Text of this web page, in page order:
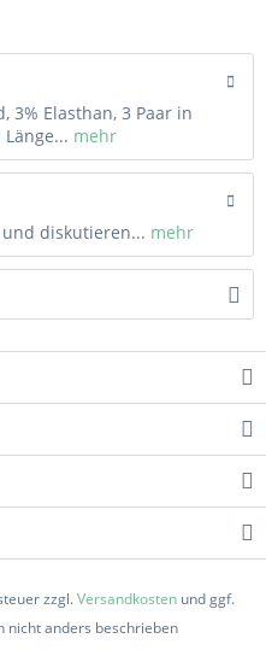
3% Elasthan, 3 Paar in
mehr
diskutieren... mehr
zzgl.Versandkosten und ggf.
nicht anders beschrieben